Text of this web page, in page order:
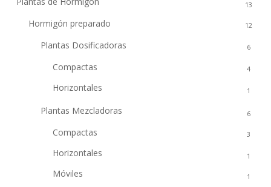
13
Hormigón preparado 12
Plantas Dosificadoras 6
Compactas 4
Horizontales 1
Plantas Mezcladoras 6
Compactas 3
Horizontales 1
Móviles 1